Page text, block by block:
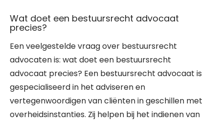
Wat doet een bestuursrecht advocaat
precies?
Een veelgestelde vraag over bestuursrecht
advocaten is: wat doet een bestuursrecht
advocaat precies? Een bestuursrecht advocaat is
gespecialiseerd in het adviseren en
vertegenwoordigen van cliënten in geschillen met
overheidsinstanties. Zij helpen bij het indienen van